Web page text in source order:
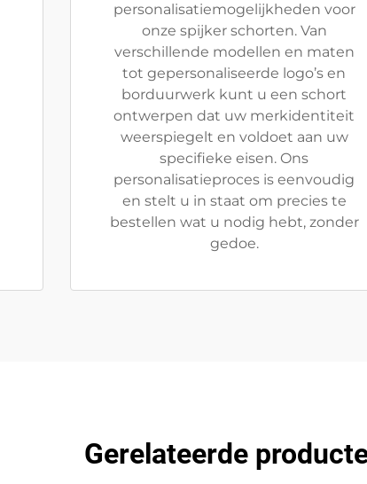
personalisatiemogelijkheden voor
onze spijker schorten. Van
verschillende modellen en maten
tot gepersonaliseerde logo’s en
borduurwerk kunt u een schort
ontwerpen dat uw merkidentiteit
weerspiegelt en voldoet aan uw
specifieke eisen. Ons
personalisatieproces is eenvoudig
en stelt u in staat om precies te
bestellen wat u nodig hebt, zonder
gedoe.
Gerelateerde